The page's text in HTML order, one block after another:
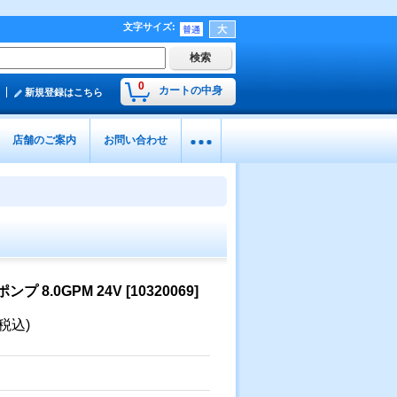
文字サイズ:
0 カートの中身
新規登録はこちら
店舗のご案内 お問い合わせ
ンプ 8.0GPM 24V [10320069]
込)